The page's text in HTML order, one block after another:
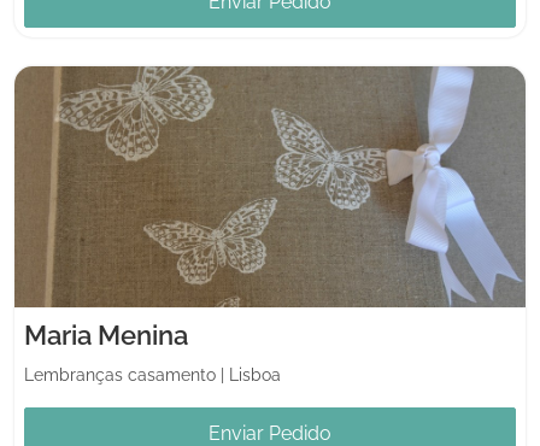
Maria Menina
Lembranças casamento Lisboa
Enviar Pedido